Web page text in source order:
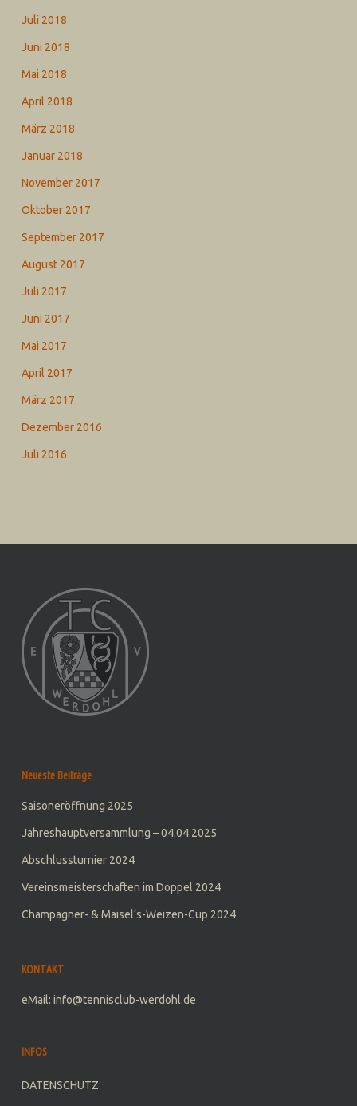
Juli 2018
Juni 2018
Mai 2018
April 2018
März 2018
Januar 2018
November 2017
Oktober 2017
September 2017
August 2017
Juli 2017
Juni 2017
Mai 2017
April 2017
März 2017
Dezember 2016
Juli 2016
Neueste Beiträge
Saisoneröffnung 2025
Jahreshauptversammlung – 04.04.2025
Abschlussturnier 2024
Vereinsmeisterschaften im Doppel 2024
Champagner- & Maisel‘s-Weizen-Cup 2024
KONTAKT
eMail: info@tennisclub-werdohl.de
INFOS
DATENSCHUTZ